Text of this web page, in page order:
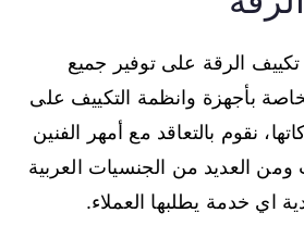
الرقة على توفير جميع
بأجهزة وانظمة التكييف على
نقوم بالتعاقد مع أمهر الفنين
العديد من الجنسيات العربية
اي خدمة يطلبها العملاء.